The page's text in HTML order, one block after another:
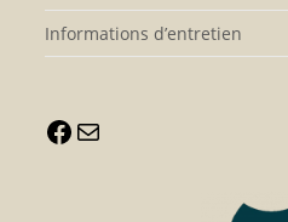
Informations d’entretien